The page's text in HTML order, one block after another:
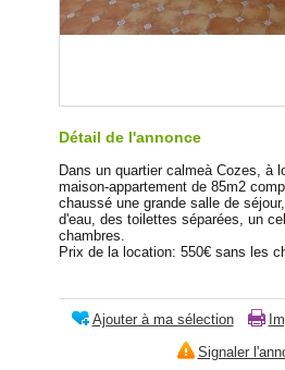
Détail de l'annonce
Dans un quartier calmeà Cozes, à
maison-appartement de 85m2
chaussé une grande salle de
d'eau, des toilettes séparées, un
chambres.
Prix de la location: 550€ sans les
Ajouter à ma sélection
Signaler